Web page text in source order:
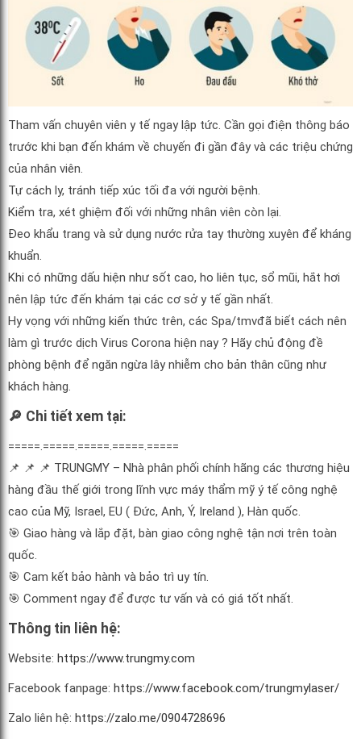
Tham vấn chuyên viên y tế ngay lập tức. Cần gọi điện thông báo
trước khi bạn đến khám về chuyến đi gần đây và các triệu chứng
của nhân viên.
Tự cách ly, tránh tiếp xúc tối đa với người bệnh.
Kiểm tra, xét ghiệm đối với những nhân viên còn lại.
Đeo khẩu trang và sử dụng nước rửa tay thường xuyên để kháng
khuẩn.
Khi có những dấu hiện như sốt cao, ho liên tục, sổ mũi, hắt hơi
nên lập tức đến khám tại các cơ sở y tế gần nhất.
Hy vọng với những kiến thức trên, các Spa/tmvđã biết cách nên
làm gì trước dịch Virus Corona hiện nay ? Hãy chủ động đề
phòng bệnh để ngăn ngừa lây nhiễm cho bản thân cũng như
khách hàng.
🔎 Chi tiết xem tại:
=====.=====.=====.=====.=====
📌 📌 📌 TRUNGMY – Nhà phân phối chính hãng các thương hiệu
hàng đầu thế giới trong lĩnh vực máy thẩm mỹ ý tế công nghệ
cao của Mỹ, Israel, EU ( Đức, Anh, Ý, Ireland ), Hàn quốc.
🎯 Giao hàng và lắp đặt, bàn giao công nghệ tận nơi trên toàn
quốc.
🎯 Cam kết bảo hành và bảo trì uy tín.
🎯 Comment ngay để được tư vấn và có giá tốt nhất.
Thông tin liên hệ:
Website: https://www.trungmy.com
Facebook fanpage: https://www.facebook.com/trungmylaser/
Zalo liên hệ: https://zalo.me/0904728696